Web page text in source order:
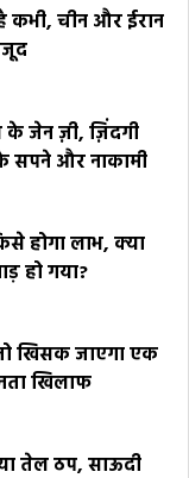
चीन और ईरान
जेन ज़ी, ज़िंदगी
सपने और नाकामी
होगा लाभ, क्या
हो गया?
खिसक जाएगा एक
खिलाफ
तेल ठप, साऊदी